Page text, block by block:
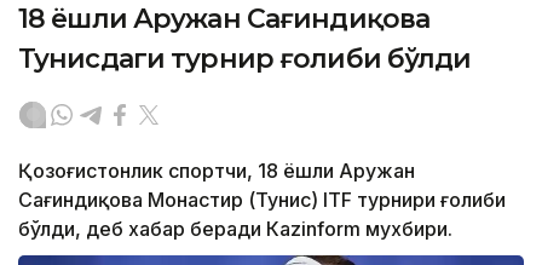
18 ёшли Аружан Сағиндиқова
Тунисдаги турнир ғолиби бўлди
Қозоғистонлик спортчи, 18 ёшли Аружан
Сағиндиқова Монастир (Тунис) ITF турнири ғолиби
бўлди, деб хабар беради Каzinform мухбири.